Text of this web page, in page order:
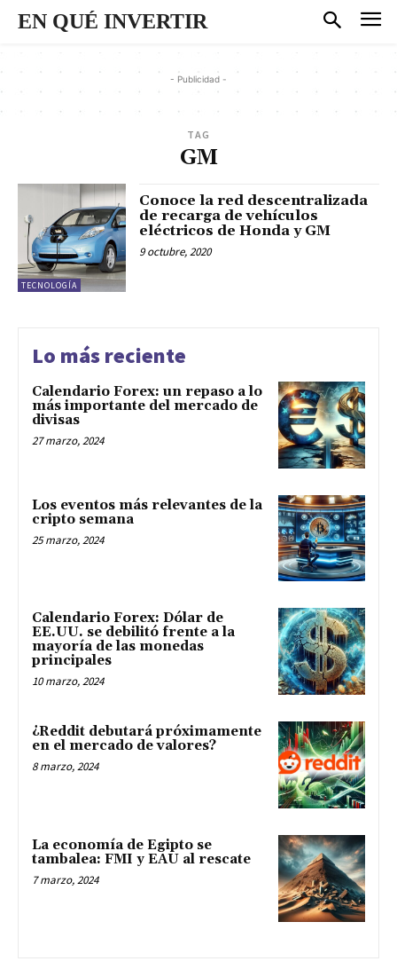
EN QUÉ INVERTIR
- Publicidad -
TAG
GM
TECNOLOGÍA
Conoce la red descentralizada
de recarga de vehículos
eléctricos de Honda y GM
9 octubre, 2020
Lo más reciente
Calendario Forex: un repaso a lo
más importante del mercado de
divisas
27 marzo, 2024
Los eventos más relevantes de la
cripto semana
25 marzo, 2024
Calendario Forex: Dólar de
EE.UU. se debilitó frente a la
mayoría de las monedas
principales
10 marzo, 2024
¿Reddit debutará próximamente
en el mercado de valores?
8 marzo, 2024
La economía de Egipto se
tambalea: FMI y EAU al rescate
7 marzo, 2024